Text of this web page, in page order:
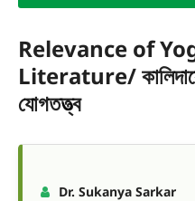
Relevance of
Literature/
যোগতত্ত্ব
Dr. Sukanya Sarkar